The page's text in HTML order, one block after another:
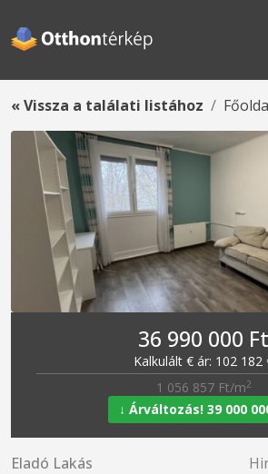
« Vissza a találati listához
36 990 000 Ft
Kalkulált € ár: 102 182
1 056 857 Ft/m2
↓ Árváltozás! 39 000
Eladó Lakás